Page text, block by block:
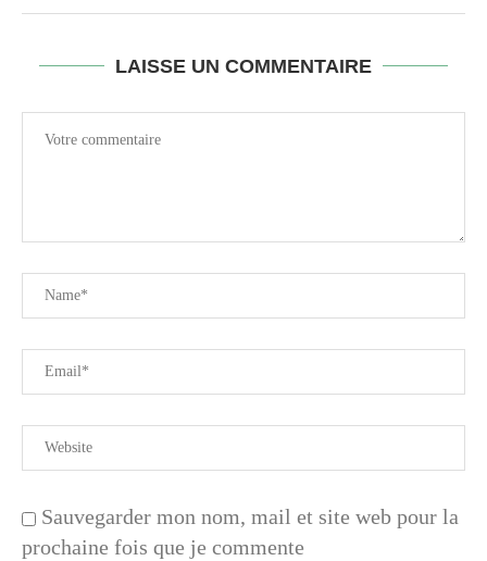
LAISSE UN COMMENTAIRE
Sauvegarder mon nom, mail et site web pour la
prochaine fois que je commente